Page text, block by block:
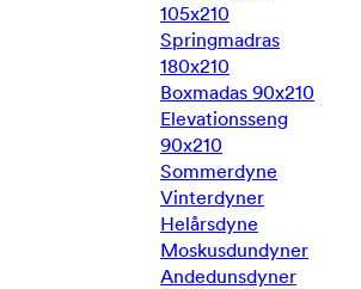
105x210
Springmadras
180x210
Boxmadas 90x210
Elevationsseng
90x210
Sommerdyne
Vinterdyner
Helårsdyne
Moskusdundyner
Andedunsdyner